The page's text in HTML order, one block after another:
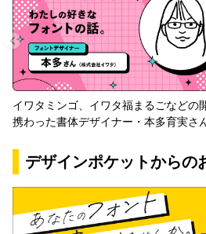
イワタミンゴ、イワタ福まるごなどの
携わった書体デザイナー・本多育実さ
デザインポケットからの